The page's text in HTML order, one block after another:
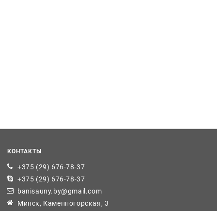
КОНТАКТЫ
+375 (29) 676-78-37
+375 (29) 676-78-37
banisauny.by@gmail.com
Минск, Каменногорская, 3